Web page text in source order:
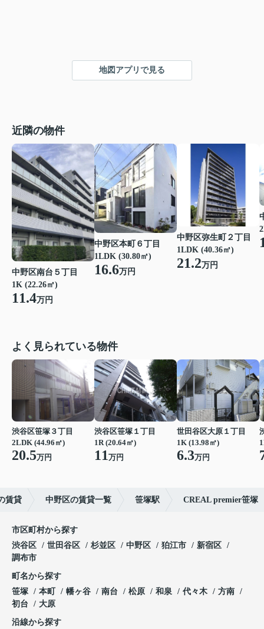
地図アプリで見る
近隣の物件
中野区南台５丁目
1K (22.26㎡)
11.4万円
中野区本町６丁目
1LDK (30.80㎡)
16.6万円
中野区弥生町２丁目
1LDK (40.36㎡)
21.2万円
よく見られている物件
渋谷区笹塚３丁目
2LDK (44.96㎡)
20.5万円
渋谷区笹塚１丁目
1R (20.64㎡)
11万円
世田谷区大原１丁目
1K (13.98㎡)
6.3万円
賃貸 中野区の賃貸一覧 笹塚駅 CREAL premier笹塚
市区町村から探す
渋谷区
世田谷区 杉並区 中野区 狛江市
新宿区
調布市
町名から探す
笹塚
本町 幡ヶ谷 南台 松原 和泉 代々木
方南
初台
大原
沿線から探す